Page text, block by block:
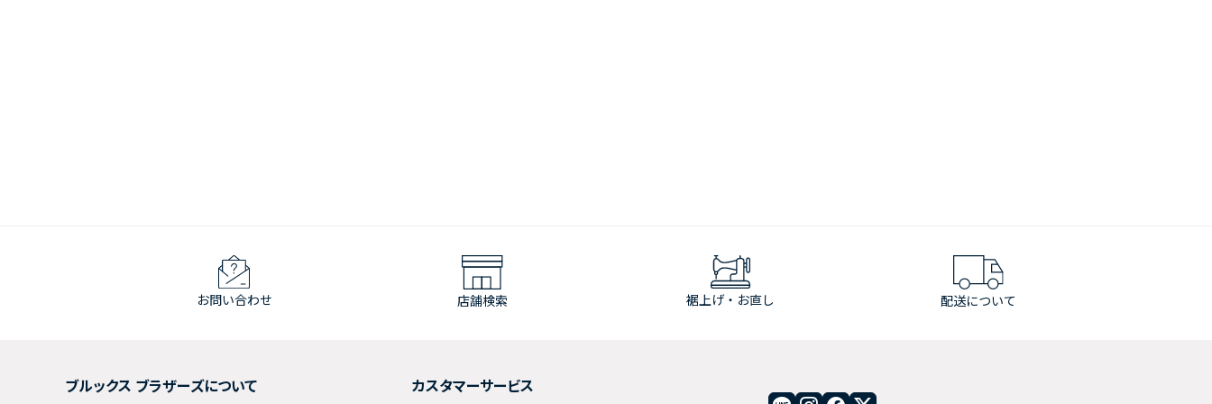
お問い合わせ 店舗検索 裾上げ・お直し 配送について
ブルックス ブラザーズについて カスタマーサービス